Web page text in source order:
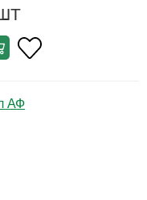
АФ